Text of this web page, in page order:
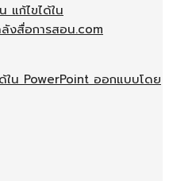
ใน PowerPoint ออกแบบโดย